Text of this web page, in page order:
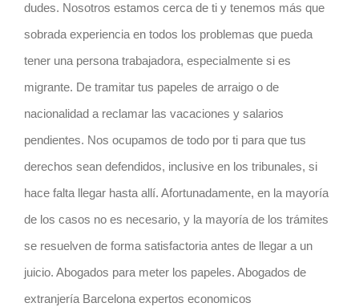
dudes. Nosotros estamos cerca de ti y tenemos más que
sobrada experiencia en todos los problemas que pueda
tener una persona trabajadora, especialmente si es
migrante. De tramitar tus papeles de arraigo o de
nacionalidad a reclamar las vacaciones y salarios
pendientes. Nos ocupamos de todo por ti para que tus
derechos sean defendidos, inclusive en los tribunales, si
hace falta llegar hasta allí. Afortunadamente, en la mayoría
de los casos no es necesario, y la mayoría de los trámites
se resuelven de forma satisfactoria antes de llegar a un
juicio. Abogados para meter los papeles. Abogados de
extranjería Barcelona expertos economicos